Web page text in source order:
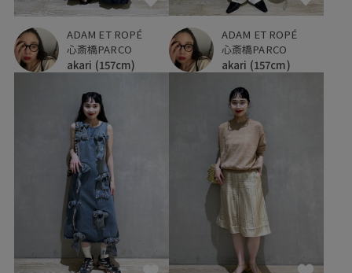
ADAM ET ROPÉ
心斎橋PARCO
akari (157cm)
ADAM ET ROPÉ
心斎橋PARCO
akari (157cm)